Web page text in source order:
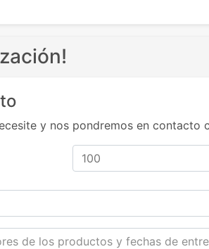
y nos pondremos en contacto